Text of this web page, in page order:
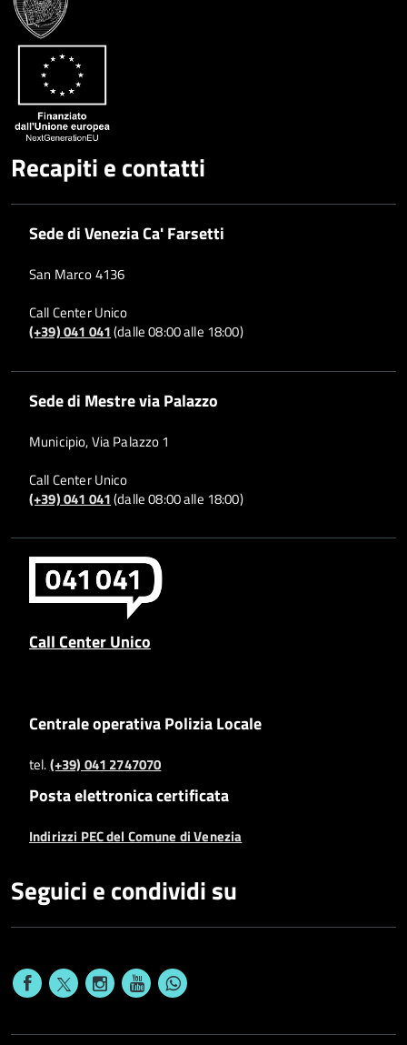
Recapiti e contatti
Sede di Venezia Ca' Farsetti
San Marco 4136
Call Center Unico
(+39) 041 041(dalle 08:00 alle 18:00)
Sede di Mestre via Palazzo
Municipio, Via Palazzo 1
Call Center Unico
(+39) 041 041(dalle 08:00 alle 18:00)
Call Center Unico
Centrale operativa Polizia Locale
tel.(+39) 041 2747070
Posta elettronica certificata
Indirizzi PEC del Comune di Venezia
Seguici e condividi su